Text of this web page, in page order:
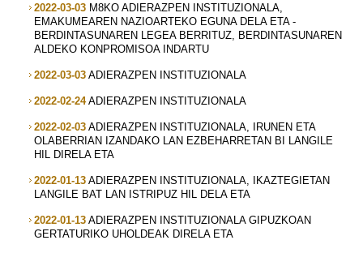
2022-03-03 M8KO ADIERAZPEN INSTITUZIONALA,
EMAKUMEAREN NAZIOARTEKO EGUNA DELA ETA -
BERDINTASUNAREN LEGEA BERRITUZ, BERDINTASUNAREN
ALDEKO KONPROMISOA INDARTU
2022-03-03 ADIERAZPEN INSTITUZIONALA
2022-02-24 ADIERAZPEN INSTITUZIONALA
2022-02-03 ADIERAZPEN INSTITUZIONALA, IRUNEN ETA
OLABERRIAN IZANDAKO LAN EZBEHARRETAN BI LANGILE
HIL DIRELA ETA
2022-01-13 ADIERAZPEN INSTITUZIONALA, IKAZTEGIETAN
LANGILE BAT LAN ISTRIPUZ HIL DELA ETA
2022-01-13 ADIERAZPEN INSTITUZIONALA GIPUZKOAN
GERTATURIKO UHOLDEAK DIRELA ETA